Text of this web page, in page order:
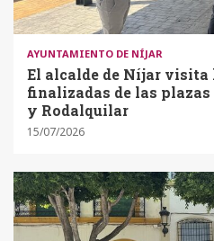
AYUNTAMIENTO DE NÍJAR
El alcalde de Níjar visita
finalizadas de las plazas
y Rodalquilar
15/07/2026